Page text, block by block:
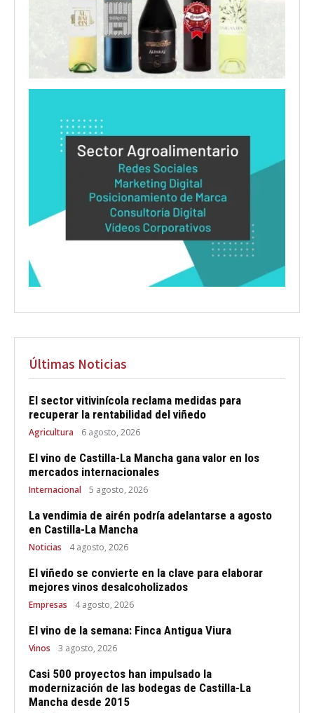
Últimas Noticias
El sector vitivinícola reclama medidas para
recuperar la rentabilidad del viñedo
Agricultura 6 agosto, 2026
El vino de Castilla-La Mancha gana valor en los
mercados internacionales
Internacional 5 agosto, 2026
La vendimia de airén podría adelantarse a agosto
en Castilla-La Mancha
Noticias 4 agosto, 2026
El viñedo se convierte en la clave para elaborar
mejores vinos desalcoholizados
Empresas 4 agosto, 2026
El vino de la semana: Finca Antigua Viura
Vinos 3 agosto, 2026
Casi 500 proyectos han impulsado la
modernización de las bodegas de Castilla-La
Mancha desde 2015